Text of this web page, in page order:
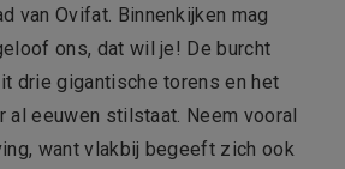
van Ovifat. Binnenkijken mag
ons, dat wil je! De burcht
drie gigantische torens en het
al eeuwen stilstaat. Neem vooral
want vlakbij begeeft zich ook